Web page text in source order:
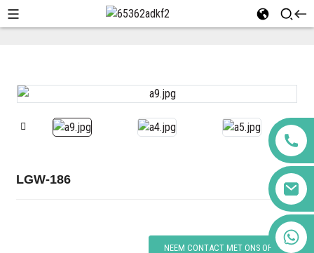
+86 123456789122
Thuis LGW-186
LGW-186
NEEM CONTACT MET ONS OP